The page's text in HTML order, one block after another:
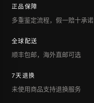
正品保障
多重鉴定流程，假一赔十承诺
全球配送
顺丰包邮，海外直邮可选
7天退换
未使用商品支持退换服务